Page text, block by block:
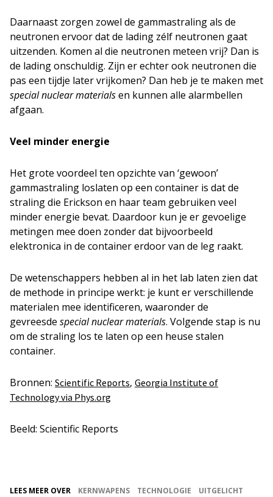
Daarnaast zorgen zowel de gammastraling als de
neutronen ervoor dat de lading zélf neutronen gaat
uitzenden. Komen al die neutronen meteen vrij? Dan is
de lading onschuldig. Zijn er echter ook neutronen die
pas een tijdje later vrijkomen? Dan heb je te maken met
special nuclear materialsen kunnen alle alarmbellen
afgaan.
Veel minder energie
Het grote voordeel ten opzichte van ‘gewoon’
gammastraling loslaten op een container is dat de
straling die Erickson en haar team gebruiken veel
minder energie bevat. Daardoor kun je er gevoelige
metingen mee doen zonder dat bijvoorbeeld
elektronica in de container erdoor van de leg raakt.
De wetenschappers hebben al in het lab laten zien dat
de methode in principe werkt: je kunt er verschillende
materialen mee identificeren, waaronder de
gevreesde special nuclear materials. Volgende stap is nu
om de straling los te laten op een heuse stalen
container.
Bronnen: Scientific Reports, Georgia Institute of
Technology via Phys.org
Beeld: Scientific Reports
LEES MEER OVER KERNWAPENS TECHNOLOGIE UITGELICHT